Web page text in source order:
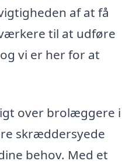
af at få
til at udføre
vi er her for at
over brolæggere i
skræddersyede
behov. Med et